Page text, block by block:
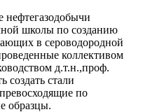
нефтегазодобычи
школы по созданию
в сероводородной
коллективом
д.т.н.,проф.
стали
по
образцы.